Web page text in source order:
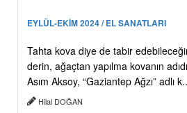
EYLÜL-EKİM 2024 / EL SANATLARI
Tahta kova diye de tabir
derin, ağaçtan yapılma kovanın
Asım Aksoy, “Gaziantep Ağzı” adlı
Hilal DOĞAN